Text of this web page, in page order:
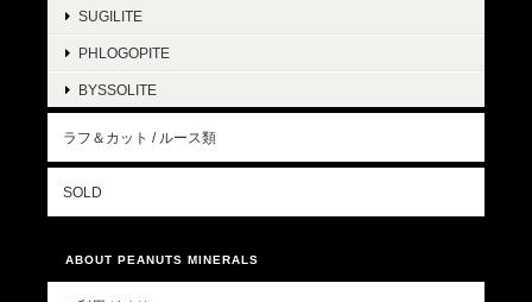
SUGILITE
PHLOGOPITE
BYSSOLITE
ラフ＆カット / ルース類
SOLD
ABOUT PEANUTS MINERALS